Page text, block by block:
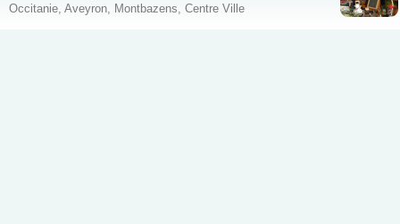
Occitanie, Aveyron, Montbazens, Centre Ville